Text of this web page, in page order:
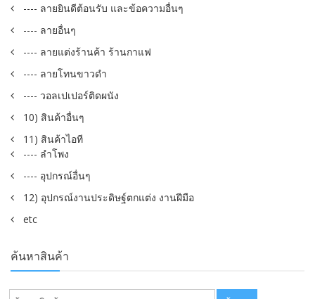
---- ลายยินดีต้อนรับ และข้อความอื่นๆ
---- ลายอื่นๆ
---- ลายแต่งร้านค้า ร้านกาแฟ
---- ลายโทนขาวดำ
---- วอลเปเปอร์ติดผนัง
10) สินค้าอื่นๆ
11) สินค้าไอที
---- ลำโพง
---- อุปกรณ์อื่นๆ
12) อุปกรณ์งานประดิษฐ์ตกแต่ง งานฝีมือ
etc
ค้นหาสินค้า
ค้นหา: